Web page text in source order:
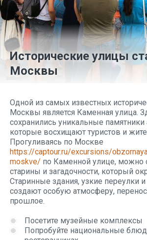
Исторические улицы
Москвы
Одной из самых известных
Москвы является Каменная улица.
сохранились уникальные памятники
которые восхищают туристов и
Прогуливаясь по Москве
https://captour.ru/excursions/
moskve/ по Каменной улице, можно
старины и загадочности, который
Старинные здания, узкие переулки
создают особую атмосферу,
прошлое.
Посетите музейные комплексы
Попробуйте национальные